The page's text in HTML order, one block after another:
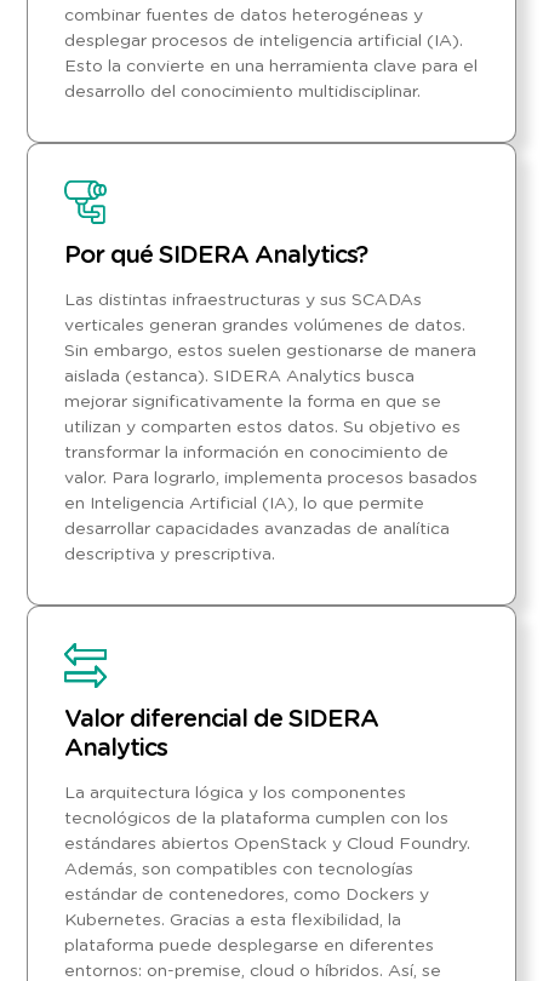
combinar fuentes de datos heterogéneas y
desplegar procesos de inteligencia artificial (IA).
Esto la convierte en una herramienta clave para el
desarrollo del conocimiento multidisciplinar.
Por qué SIDERA Analytics?
Las distintas infraestructuras y sus SCADAs
verticales generan grandes volúmenes de datos.
Sin embargo, estos suelen gestionarse de manera
aislada (estanca). SIDERA Analytics busca
mejorar significativamente la forma en que se
utilizan y comparten estos datos. Su objetivo es
transformar la información en conocimiento de
valor. Para lograrlo, implementa procesos basados
en Inteligencia Artificial (IA), lo que permite
desarrollar capacidades avanzadas de analítica
descriptiva y prescriptiva.
Valor diferencial de SIDERA
Analytics
La arquitectura lógica y los componentes
tecnológicos de la plataforma cumplen con los
estándares abiertos OpenStack y Cloud Foundry.
Además, son compatibles con tecnologías
estándar de contenedores, como Dockers y
Kubernetes. Gracias a esta flexibilidad, la
plataforma puede desplegarse en diferentes
entornos: on-premise, cloud o híbridos. Así, se